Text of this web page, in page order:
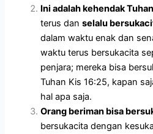
Ini adalah kehendak Tuhan
terus danselalu
dalam waktu enak dan
waktu terus bersukacita
penjara; mereka bisa
Tuhan Kis 16:25, kapan
hal apa saja.
Orang beriman bisa
bersukacita dengan